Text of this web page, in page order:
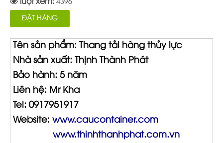
lượt xem: 4396
ĐẶT HÀNG
Tên sản phẩm: Thang tải hàng thủy lực
Nhà sản xuất: Thịnh Thành Phát
Bảo hành: 5 năm
Liên hệ: Mr Kha
Tel: 0917951917
Website: www.caucontainer.com
www.thinhthanhphat.com.vn